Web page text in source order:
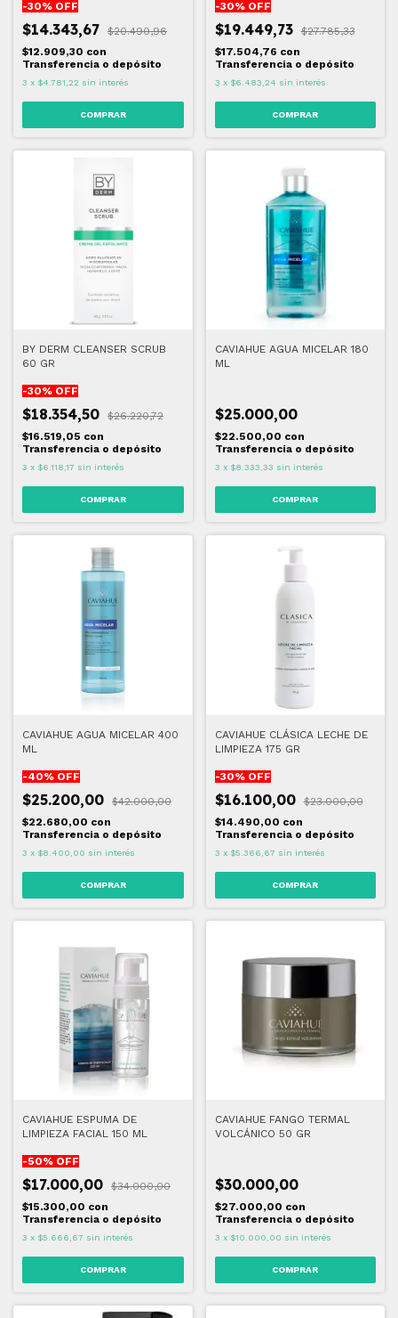
-30% OFF
$14.343,67
$20.490,96
$12.909,30 con
Transferencia o depósito
3 x $4.781,22 sin interés
-30% OFF
$19.449,73
$27.785,33
$17.504,76 con
Transferencia o depósito
3 x $6.483,24 sin interés
BY DERM CLEANSER SCRUB
60 GR
-30% OFF
$18.354,50
$26.220,72
$16.519,05 con
Transferencia o depósito
3 x $6.118,17 sin interés
CAVIAHUE AGUA MICELAR 180
ML
$25.000,00
$22.500,00 con
Transferencia o depósito
3 x $8.333,33 sin interés
CAVIAHUE AGUA MICELAR 400
ML
-40% OFF
$25.200,00
$42.000,00
$22.680,00 con
Transferencia o depósito
3 x $8.400,00 sin interés
CAVIAHUE CLÁSICA LECHE DE
LIMPIEZA 175 GR
-30% OFF
$16.100,00
$23.000,00
$14.490,00 con
Transferencia o depósito
3 x $5.366,67 sin interés
CAVIAHUE ESPUMA DE
LIMPIEZA FACIAL 150 ML
-50% OFF
$17.000,00
$34.000,00
$15.300,00 con
Transferencia o depósito
3 x $5.666,67 sin interés
CAVIAHUE FANGO TERMAL
VOLCÁNICO 50 GR
$30.000,00
$27.000,00 con
Transferencia o depósito
3 x $10.000,00 sin interés